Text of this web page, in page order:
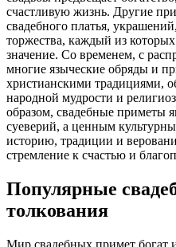
счастливую жизнь. Другие
свадебного платья,
торжества, каждый из
значение. Со временем, с
многие языческие обряды и
христианскими традициями,
народной мудрости и
образом, свадебные приметы
суеверий, а ценным
историю, традиции и
стремление к счастью и
Популярные
толкования
Мир свадебных примет богат